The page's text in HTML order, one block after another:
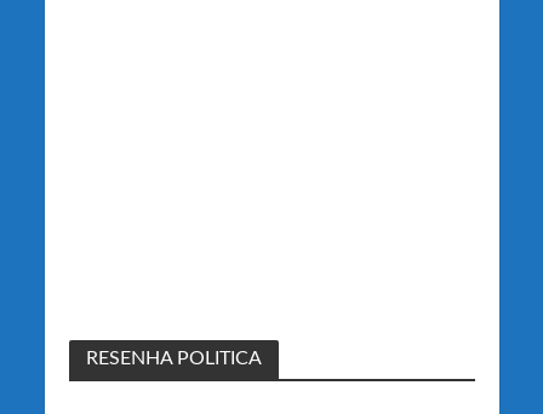
RESENHA POLITICA